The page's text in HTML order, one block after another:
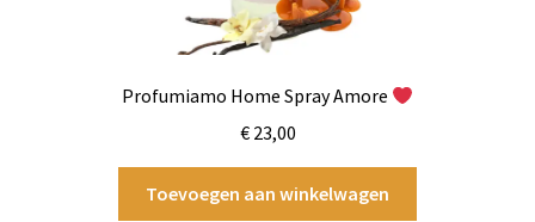
Profumiamo Home Spray Amore
€23,00
Toevoegen aan winkelwagen